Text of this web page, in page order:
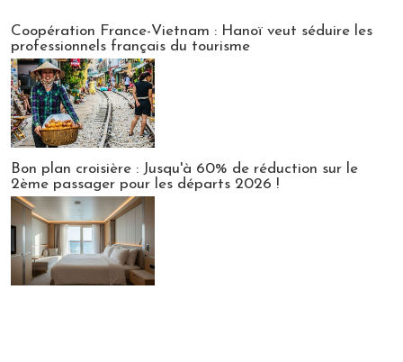
Coopération France-Vietnam : Hanoï veut séduire les
professionnels français du tourisme
Bon plan croisière : Jusqu'à 60% de réduction sur le
2ème passager pour les départs 2026 !